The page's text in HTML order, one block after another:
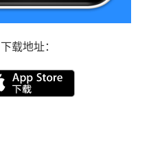
下载地址：